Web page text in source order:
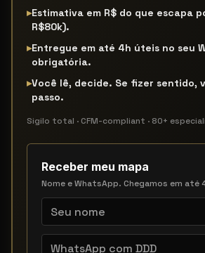
▸Estimativa em R$ do que escapa
R$80k).
▸Entregue em até 4h úteis no seu
obrigatória.
▸Você lê, decide. Se fizer sentido,
passo.
Sigilo total · CFM-compliant · 80+
Receber meu mapa
Nome e WhatsApp. Chegamos em até